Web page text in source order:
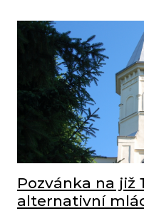
Pozvánka na již
alternativní